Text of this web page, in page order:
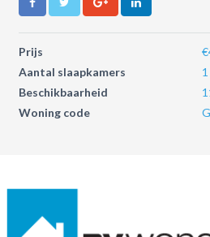
Prijs
Aantal slaapkamers
1
Beschikbaarheid
Woning code